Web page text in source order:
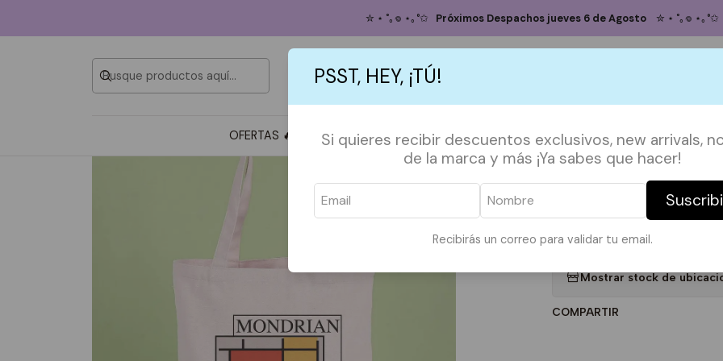
PSST, HEY, ¡TÚ!
Si quieres recibir descuentos exclusivos, new arrivals,
de la marca y más ¡Ya sabes que hacer!
Recibirás un correo para validar tu email.
OFERTAS 🔥 TOTE BAGS ACCESORIOS POLERAS POLERONES TAZAS PAPELERÍA &
✮ ⋆ ˚｡𖦹 ⋆｡°✩ Próximos Despachos jueves 6 de Agosto ✮ ⋆ ˚｡𖦹 ⋆｡°✩
Inicio SHOP BY FANDOMS ARTE Totebag Mondrian
Totebag
5.0 2 reseñas
Cantidad
DESCRIPCIÓN:
*Imagen referencial*
Medidas en la ultima foto.
Mostrar stock de
COMPARTIR